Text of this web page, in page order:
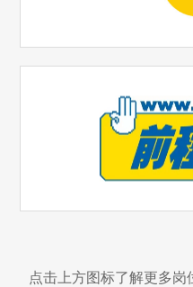
点击上方图标了解更多岗